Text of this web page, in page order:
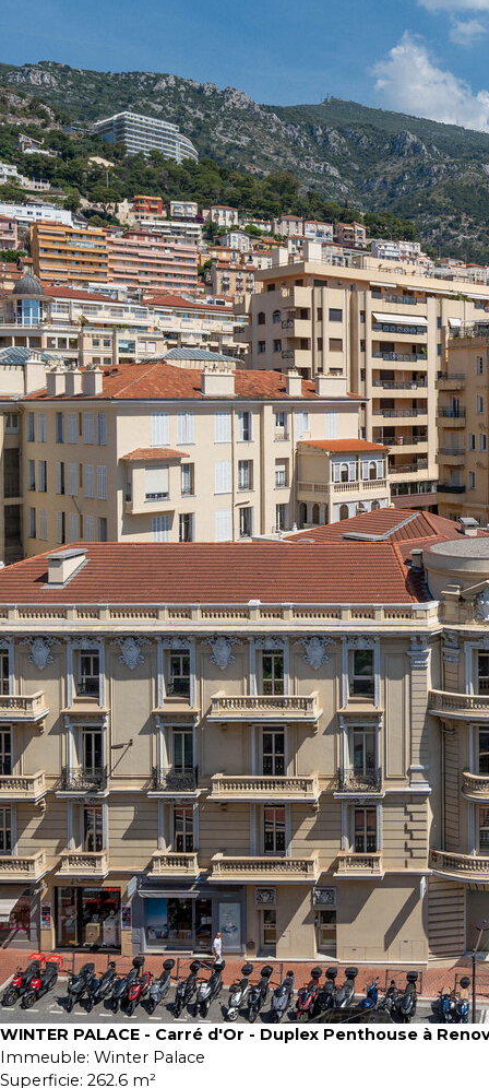
WINTER PALACE - Carré d'Or - Duplex Penthouse à
Immeuble: Winter Palace
Superficie: 262.6 m²